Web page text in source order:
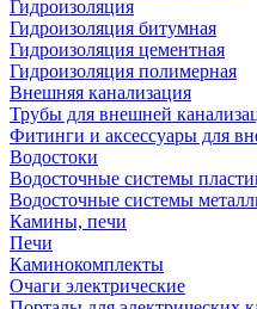
Гидроизоляция
Гидроизоляция битумная
Гидроизоляция цементная
Гидроизоляция полимерная
Внешняя канализация
Трубы для внешней
Фитинги и аксессуары для
Водостоки
Водосточные системы
Водосточные системы
Камины, печи
Печи
Каминокомплекты
Очаги электрические